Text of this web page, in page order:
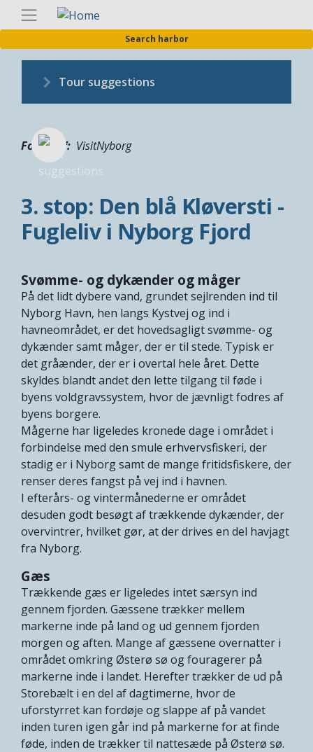
Skip
content
Search harbor
Tour suggestions
Fotograf VisitNyborg
3. stop: Den blå Kløversti -
Fugleliv i Nyborg Fjord
Svømme- og dykænder og måger
På det lidt dybere vand, grundet sejlrenden ind til
Nyborg Havn, hen langs Kystvej og ind i
havneområdet, er det hovedsagligt svømme- og
dykænder samt måger, der er til stede. Typisk er
det gråænder, der er i overtal hele året. Dette
skyldes blandt andet den lette tilgang til føde i
byens voldgravssystem, hvor de jævnligt fodres af
byens borgere.
Mågerne har ligeledes kronede dage i området i
forbindelse med den smule erhvervsfiskeri, der
stadig er i Nyborg samt de mange fritidsfiskere, der
renser deres fangst på vej ind i havnen.
I efterårs- og vintermånederne er området
desuden godt besøgt af trækkende dykænder, der
overvintrer, hvilket gør, at der drives en del havjagt
fra Nyborg.
Gæs
Trækkende gæs er ligeledes intet særsyn ind
gennem fjorden. Gæssene trækker mellem
markerne inde på land og ud gennem fjorden
morgen og aften. Mange af gæssene overnatter i
området omkring Østerø sø og fouragerer på
markerne inde i landet. Herefter trækker de ud på
Storebælt i en del af dagtimerne, hvor de
uforstyrret kan fordøje og slappe af på vandet
inden turen igen går ind på markerne for at finde
føde, inden de trækker til nattesæde på Østerø sø.